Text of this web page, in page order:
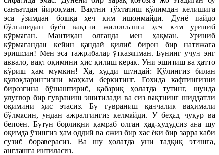
санъатдан йироқман. Вақтни тўхтатиш қўлимдан келишига
эса ўзимдан бошқа ҳеч ким ишонмайди. Дунё пайдо
бўлганидан буён вақтни жиловлашга ҳеч ким уриниб
кўрмаган. Мантиқан олганда мен ҳақман. Уриниб
кўрмагандан кейин қандай қилиб бирон бир натижага
эришсин! Мен эса тажрибалар ўтказяпман. Бунинг учун энг
аввало, вақт оқимини ҳис қилиш керак. Уни эшитиш ва ҳатто
кўриш ҳам мумкин! Ҳа, худди шундай: Қўлингиз билан
қулоқларингизни маҳкам беркитинг. Гоҳида кафтингизни
бирозгина бўшаштириб, қабариқ ҳолатда тутинг, шунда
улуғвор бир гувраниш эшитилади ва сиз вақтнинг шиддатли
оқимини ҳис этасиз. Бу гувраниш қанчалик ваҳимали
бўлмасин, ундан ажралгингиз келмайди. У беҳад чуқур ва
бепоён. Бутун борлиқни қамраб олган ҳад-ҳудудсиз ана шу
оқимда ўзингиз ҳам оддий ва ожиз бир хас ёки бир зарра каби
сузиб бораверасиз. Ва шу ҳолатда уни тадқиқ этишга,
англашга интиласиз.